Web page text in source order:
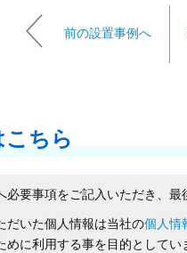
前の設置事例へ
ちら
必要事項をご記入いただき、最
だいた個人情報は当社の個人情
に利用する事を目的としてい